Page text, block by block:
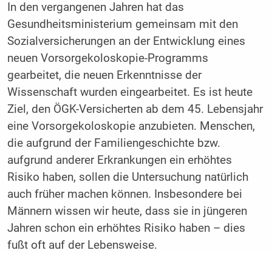
In den vergangenen Jahren hat das
Gesundheitsministerium gemeinsam mit den
Sozialversicherungen an der Entwicklung eines
neuen Vorsorgekoloskopie-Programms
gearbeitet, die neuen Erkenntnisse der
Wissenschaft wurden eingearbeitet. Es ist heute
Ziel, den ÖGK-Versicherten ab dem 45. Lebensjahr
eine Vorsorgekoloskopie anzubieten. Menschen,
die aufgrund der Familiengeschichte bzw.
aufgrund anderer Erkrankungen ein erhöhtes
Risiko haben, sollen die Untersuchung natürlich
auch früher machen können. Insbesondere bei
Männern wissen wir heute, dass sie in jüngeren
Jahren schon ein erhöhtes Risiko haben – dies
fußt oft auf der Lebensweise.